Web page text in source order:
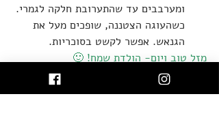
ומערבבים עד שהתערובת חלקה לגמרי.
כשהעוגה הצטננה, שופכים מעל את
הגנאש. אפשר לקשט בסוכריות.
מזל טוב ויום- הולדת שמח! 🙂